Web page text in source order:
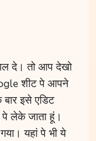
दे। तो आप देखो
शीट पे आपने
इसे एडिट
लेके जाता हूं।
यहां पे भी ये